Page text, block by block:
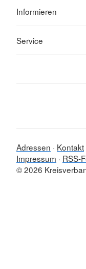
Informieren
Service
Adressen Kontakt
Impressum
RSS-
© 2026